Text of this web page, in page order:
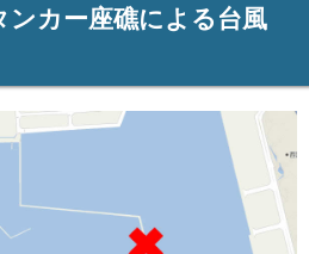
ンカー座礁による台風